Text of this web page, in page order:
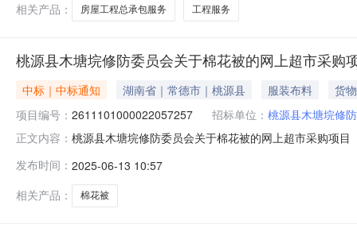
相关产品：
房屋工程总承包服务 工程服务
桃源县木塘垸修防委员会关于棉花被的网上超市采购
中标｜中标通知 湖南省｜常德市｜桃源县 服装布料
货物
项目编号： 2611101000022057257 招标单位： 桃源县木塘垸修
正文内容： 桃源县木塘垸修防委员会关于棉花被的网上超市采购项
南省常德市桃源县报价起止时间:-二、采购单位信息采购
发布时间： 2025-06-13 10:57
相关产品：
棉花被